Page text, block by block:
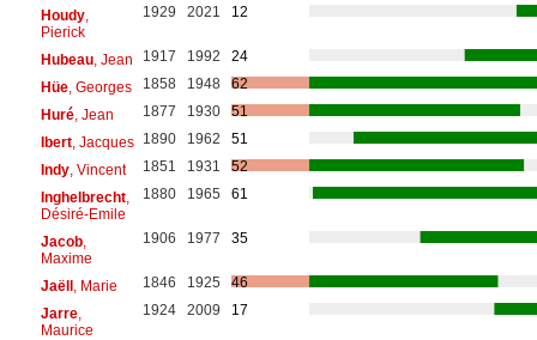
Houdy,
Pierick
1929 2021 12
Hubeau, Jean 1917 1992
24
Hüe, Georges 1858 1948
62
Huré, Jean 1877 1930
51
Ibert, Jacques 1890 1962
51
Indy, Vincent 1851 1931
52
Inghelbrecht,
Désiré-Emile
1880 1965 61
Jacob,
Maxime
1906 1977 35
Jaëll, Marie 1846 1925
46
Jarre,
Maurice
1924 2009 17